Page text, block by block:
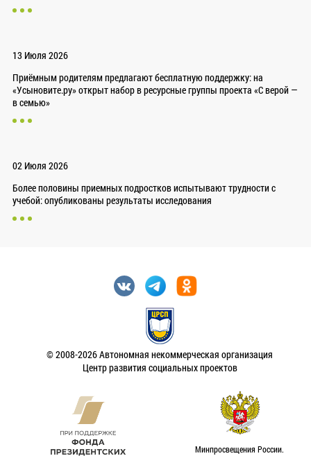
13 Июля 2026
Приёмным родителям предлагают бесплатную поддержку: на
«Усыновите.ру» открыт набор в ресурсные группы проекта «С верой —
в семью»
02 Июля 2026
Более половины приемных подростков испытывают трудности с
учебой: опубликованы результаты исследования
© 2008-2026 Автономная некоммерческая организация
Центр развития социальных проектов
Минпросвещения России.